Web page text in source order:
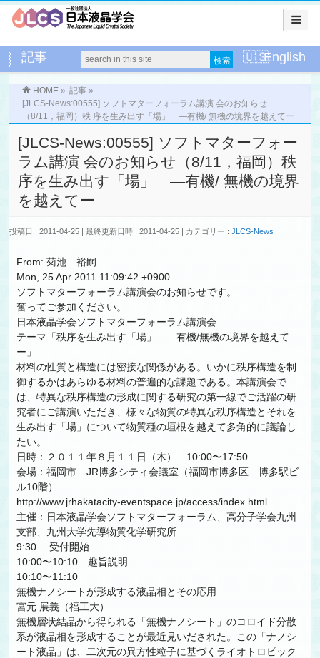
記事 English
HOME » 記事 »
[JLCS-News:00555] ソフトマターフォーラム講演 会のお知らせ
（8/11，福岡）秩 序を生み出す「場」 —有機/ 無機の境界を越えてー
[JLCS-News:00555] ソフトマターフォー
ラム講演 会のお知らせ（8/11，福岡）秩
序を生み出す「場」 —有機/ 無機の境界
を越えてー
投稿日 : 2011-04-25 最終更新日時 : 2011-04-25 カテゴリー :JLCS-News
From: 菊池 裕嗣
Mon, 25 Apr 2011 11:09:42 +0900
ソフトマターフォーラム講演会のお知らせです。
奮ってご参加ください。
日本液晶学会ソフトマターフォーラム講演会
テーマ「秩序を生み出す「場」 —有機/無機の境界を越えて
ー」
材料の性質と構造には密接な関係がある。いかに秩序構造を制
御するかはあらゆる材料の普遍的な課題である。本講演会で
は、特異な秩序構造の形成に関する研究の第一線でご活躍の研
究者にご講演いただき、様々な物質の特異な秩序構造とそれを
生み出す「場」について物質種の垣根を越えて多角的に議論し
たい。
日時：２０１１年８月１１日（木） 10:00〜17:50
会場：福岡市 JR博多シティ会議室（福岡市博多区 博多駅ビ
ル10階）
http://www.jrhakatacity-eventspace.jp/access/index.html
主催：日本液晶学会ソフトマターフォーラム、高分子学会九州
支部、九州大学先導物質化学研究所
9:30 受付開始
10:00〜10:10 趣旨説明
10:10〜11:10
無機ナノシートが形成する液晶相とその応用
宮元 展義（福工大）
無機層状結晶から得られる「無機ナノシート」のコロイド分散
系が液晶相を形成することが最近見いだされた。この「ナノシ
ート液晶」は、二次元の異方性粒子に基づくライオトロピック